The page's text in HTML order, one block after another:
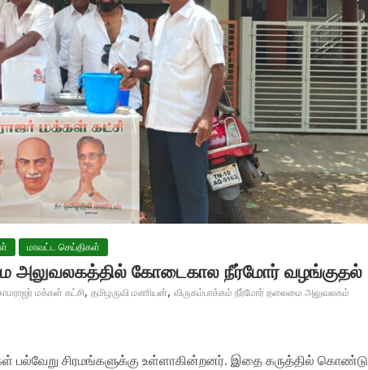
மாவட்ட செய்திகள்
அலுவலகத்தில் கோடைகால நீர்மோர் வழங்குதல்
மக்கள் கட்சி, தமிழருவி மணியன், விருகம்பாக்கம் நீர்மோர் தலைமை அலுவலகம்
சிரமங்களுக்கு உள்ளாகின்றனர். இதை கருத்தில் கொண்டு